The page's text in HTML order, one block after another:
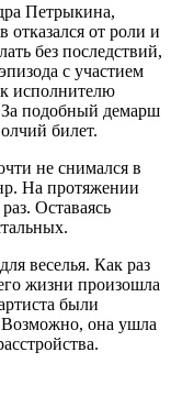
Петрыкина,
отказался от роли и
без последствий,
с участием
исполнителю
За подобный демарш
билет.
не снимался в
На протяжении
Оставаясь
веселья. Как раз
жизни произошла
были
она ушла